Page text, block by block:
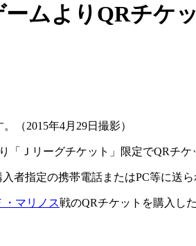
ームよりQRチケ
（2015年4月29日撮影）
「Ｊリーグチケット」限定でQRチ
者指定の携帯電話またはPC等に送
・マリノス戦のQRチケットを購入し